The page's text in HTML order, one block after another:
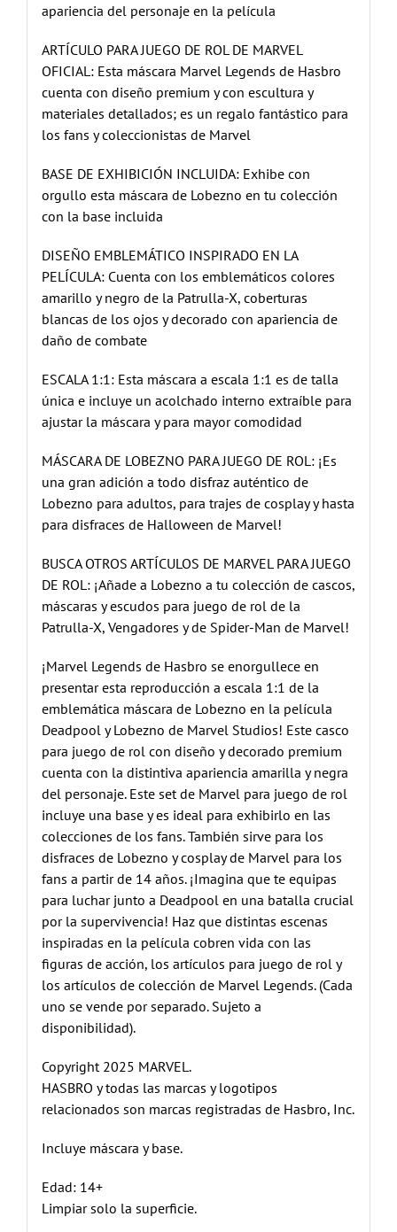
apariencia del personaje en la película
ARTÍCULO PARA JUEGO DE ROL DE MARVEL
OFICIAL: Esta máscara Marvel Legends de Hasbro
cuenta con diseño premium y con escultura y
materiales detallados; es un regalo fantástico para
los fans y coleccionistas de Marvel
BASE DE EXHIBICIÓN INCLUIDA: Exhibe con
orgullo esta máscara de Lobezno en tu colección
con la base incluida
DISEÑO EMBLEMÁTICO INSPIRADO EN LA
PELÍCULA: Cuenta con los emblemáticos colores
amarillo y negro de la Patrulla-X, coberturas
blancas de los ojos y decorado con apariencia de
daño de combate
ESCALA 1:1: Esta máscara a escala 1:1 es de talla
única e incluye un acolchado interno extraíble para
ajustar la máscara y para mayor comodidad
MÁSCARA DE LOBEZNO PARA JUEGO DE ROL: ¡Es
una gran adición a todo disfraz auténtico de
Lobezno para adultos, para trajes de cosplay y hasta
para disfraces de Halloween de Marvel!
BUSCA OTROS ARTÍCULOS DE MARVEL PARA JUEGO
DE ROL: ¡Añade a Lobezno a tu colección de cascos,
máscaras y escudos para juego de rol de la
Patrulla-X, Vengadores y de Spider-Man de Marvel!
¡Marvel Legends de Hasbro se enorgullece en
presentar esta reproducción a escala 1:1 de la
emblemática máscara de Lobezno en la película
Deadpool y Lobezno de Marvel Studios! Este casco
para juego de rol con diseño y decorado premium
cuenta con la distintiva apariencia amarilla y negra
del personaje. Este set de Marvel para juego de rol
incluye una base y es ideal para exhibirlo en las
colecciones de los fans. También sirve para los
disfraces de Lobezno y cosplay de Marvel para los
fans a partir de 14 años. ¡Imagina que te equipas
para luchar junto a Deadpool en una batalla crucial
por la supervivencia! Haz que distintas escenas
inspiradas en la película cobren vida con las
figuras de acción, los artículos para juego de rol y
los artículos de colección de Marvel Legends. (Cada
uno se vende por separado. Sujeto a
disponibilidad).
Copyright 2025 MARVEL.
HASBRO y todas las marcas y logotipos
relacionados son marcas registradas de Hasbro, Inc.
Incluye máscara y base.
Edad: 14+
Limpiar solo la superficie.